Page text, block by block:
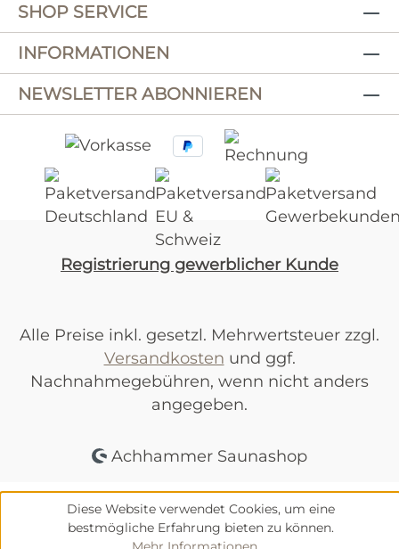
SHOP SERVICE
INFORMATIONEN
NEWSLETTER ABONNIEREN
Registrierung gewerblicher Kunde
Alle Preise inkl. gesetzl. Mehrwertsteuer zzgl.
Versandkosten und ggf.
Nachnahmegebühren, wenn nicht anders
angegeben.
Achhammer Saunashop
Diese Website verwendet Cookies, um eine
bestmögliche Erfahrung bieten zu können.